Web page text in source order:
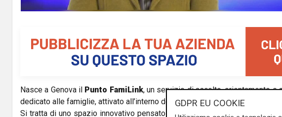
Nasce a Genova il Punto FamiLink, un servizio di ascolto, orientamento e
dedicato alle famiglie, attivato all’interno del nuovo Centro per le Famiglie
Si tratta di uno spazio innovativo pensato per offrire informazioni e
GDPR EU COOKIE